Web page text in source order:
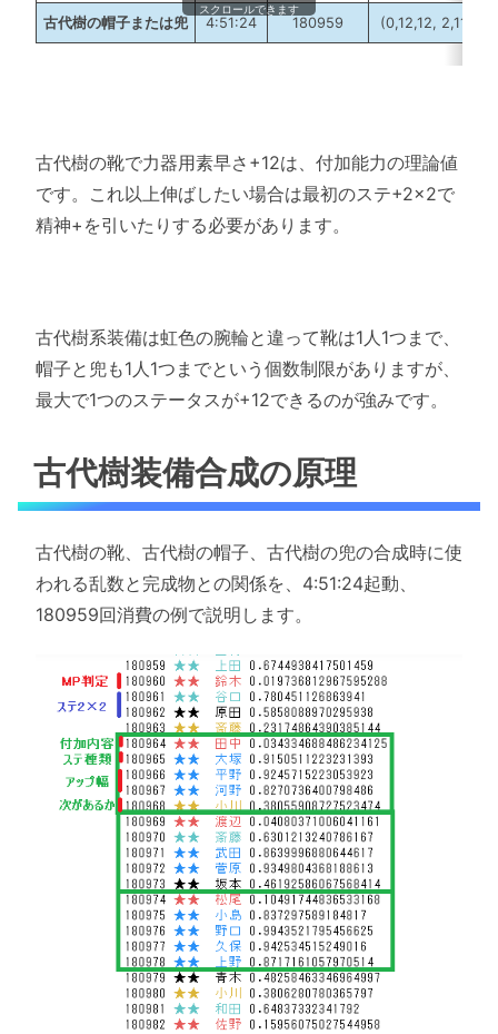
古代樹の帽子または兜 4:51:24 180959 (0,12,12, 2,11)
スクロールできます
古代樹の靴で力器用素早さ+12は、付加能力の理論値
です。これ以上伸ばしたい場合は最初のステ+2×2で
精神+を引いたりする必要があります。
古代樹系装備は虹色の腕輪と違って靴は1人1つまで、
帽子と兜も1人1つまでという個数制限がありますが、
最大で1つのステータスが+12できるのが強みです。
古代樹装備合成の原理
古代樹の靴、古代樹の帽子、古代樹の兜の合成時に使
われる乱数と完成物との関係を、4:51:24起動、
180959回消費の例で説明します。